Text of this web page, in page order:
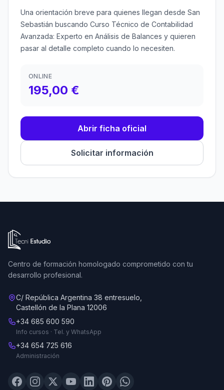
Una orientación breve para quienes llegan desde San
Sebastián buscando Curso Técnico de Contabilidad
Avanzada: Experto en Análisis de Balances y quieren
pasar al detalle completo cuando lo necesiten.
ONLINE
195,00 €
Abrir ficha oficial
Solicitar información
Ir a la página de inicio de Tecni Estudio
Centro de formación homologado comprometido con tu
desarrollo profesional.
C/ República Argentina 38 entresuelo,
Castellón de la Plana 12006
+34 685 600 590
Info cursos · Tel. y WhatsApp
+34 654 725 616
Administración